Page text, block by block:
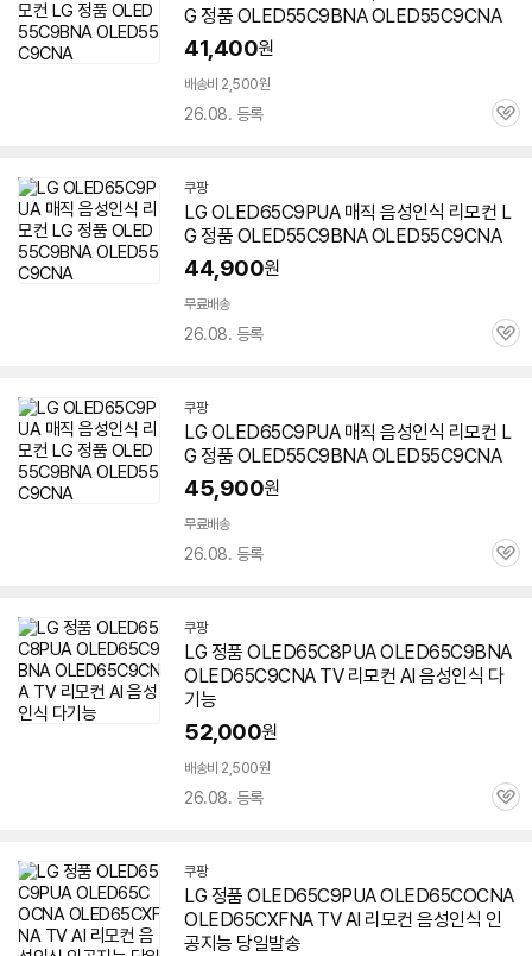
G 정품 OLED55C9BNA OLED55C9CNA
41,400원
배송비 2,500원
26.08. 등록
관
쿠팡
LG OLED65C9PUA 매직 음성인식 리모컨 L
G 정품 OLED55C9BNA OLED55C9CNA
44,900원
무료배송
26.08. 등록
관
쿠팡
LG OLED65C9PUA 매직 음성인식 리모컨 L
G 정품 OLED55C9BNA OLED55C9CNA
45,900원
무료배송
26.08. 등록
관
쿠팡
LG 정품 OLED65C8PUA OLED65C9BNA
OLED65C9CNA TV 리모컨 AI 음성인식 다
기능
52,000원
배송비 2,500원
26.08. 등록
관
쿠팡
LG 정품 OLED65C9PUA OLED65COCNA
OLED65CXFNA TV AI 리모컨 음성인식 인
공지능 당일발송